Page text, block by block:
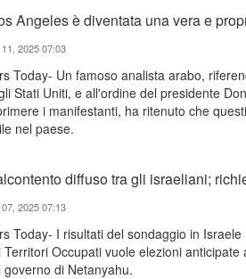
Angeles è diventata una vera e
2025 07:03
Today- Un famoso analista arabo,
Stati Uniti, e all'ordine del presidente
i manifestanti, ha ritenuto che
nel paese.
diffuso tra gli israeliani;
2025 07:13
Today- I risultati del sondaggio in
Territori Occupati vuole elezioni
governo di Netanyahu.